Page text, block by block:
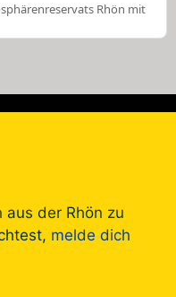
Rhön mit
aus der Rhön zu
melde dich